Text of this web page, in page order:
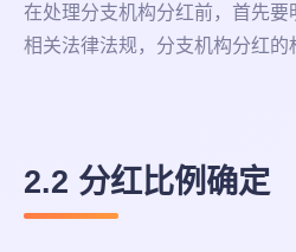
在处理分支机构分红前，首先要
相关法律法规，分支机构分红的
2.2 分红比例确定